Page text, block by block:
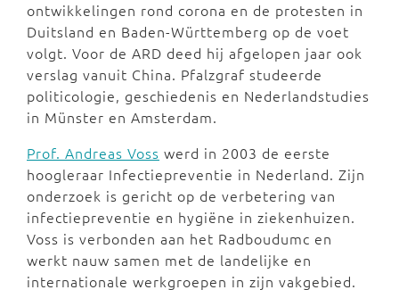
ontwikkelingen rond corona en de protesten in
Duitsland en Baden-Württemberg op de voet
volgt. Voor de ARD deed hij afgelopen jaar ook
verslag vanuit China. Pfalzgraf studeerde
politicologie, geschiedenis en Nederlandstudies
in Münster en Amsterdam.
Prof. Andreas Voss werd in 2003 de eerste
hoogleraar Infectiepreventie in Nederland. Zijn
onderzoek is gericht op de verbetering van
infectiepreventie en hygiëne in ziekenhuizen.
Voss is verbonden aan het Radboudumc en
werkt nauw samen met de landelijke en
internationale werkgroepen in zijn vakgebied.